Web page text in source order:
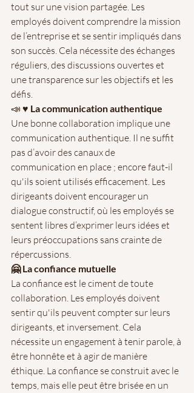
tout sur une vision partagée. Les
employés doivent comprendre la mission
de l’entreprise et se sentir impliqués dans
son succès. Cela nécessite des échanges
réguliers, des discussions ouvertes et
une transparence sur les objectifs et les
défis.
📣 ♥️ La communication authentique
Une bonne collaboration implique une
communication authentique. Il ne suffit
pas d’avoir des canaux de
communication en place ; encore faut-il
qu'ils soient utilisés efficacement. Les
dirigeants doivent encourager un
dialogue constructif, où les employés se
sentent libres d’exprimer leurs idées et
leurs préoccupations sans crainte de
répercussions.
🤗 La confiance mutuelle
La confiance est le ciment de toute
collaboration. Les employés doivent
sentir qu'ils peuvent compter sur leurs
dirigeants, et inversement. Cela
nécessite un engagement à tenir parole, à
être honnête et à agir de manière
éthique. La confiance se construit avec le
temps, mais elle peut être brisée en un